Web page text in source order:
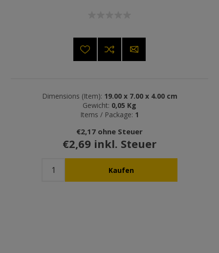
Dimensions (Item): 19.00 x 7.00 x 4.00 cm
Gewicht: 0,05 Kg
Items / Package: 1
€2,17 ohne Steuer
€2,69 inkl. Steuer